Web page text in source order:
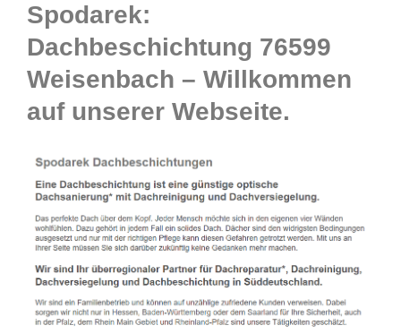
Spodarek:
Dachbeschichtung 76599
Weisenbach – Willkommen
auf unserer Webseite.